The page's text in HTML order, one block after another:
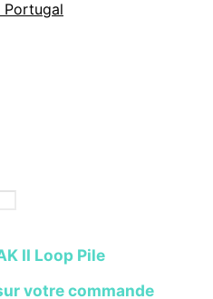
votre commande